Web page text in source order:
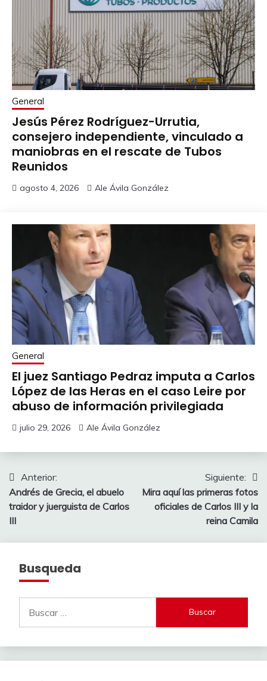
General
Jesús Pérez Rodríguez-Urrutia,
consejero independiente, vinculado a
maniobras en el rescate de Tubos
Reunidos
agosto 4, 2026 Ale Ávila González
General
El juez Santiago Pedraz imputa a Carlos
López de las Heras en el caso Leire por
abuso de información privilegiada
julio 29, 2026 Ale Ávila González
Navegación
de
entradas
Anterior:
Andrés de Grecia, el abuelo
traidor y juerguista de Carlos
III
Siguiente:
Mira aquí las primeras fotos
oficiales de Carlos III y la
reina Camila
Busqueda